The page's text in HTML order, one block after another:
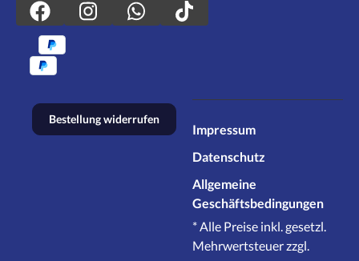
Bestellung widerrufen
Impressum
Datenschutz
Allgemeine
Geschäftsbedingungen
* Alle Preise inkl. gesetzl.
Mehrwertsteuer zzgl.